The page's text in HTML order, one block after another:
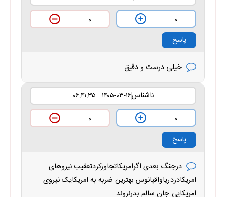
۰
۰
پاسخ
خیلی درست و دقیق
ناشناس۱۴۰۵-۰۳-۱۶ ۰۶:۴۱:۳۵
۰
۰
پاسخ
درجنگ بعدی اگرامریکاتجاوزکردتعقیب نیروهای
امریکادردریاواقیانوس بهترین ضربه به امریکایک نیروی
امریکایی جان سالم بدرنروند